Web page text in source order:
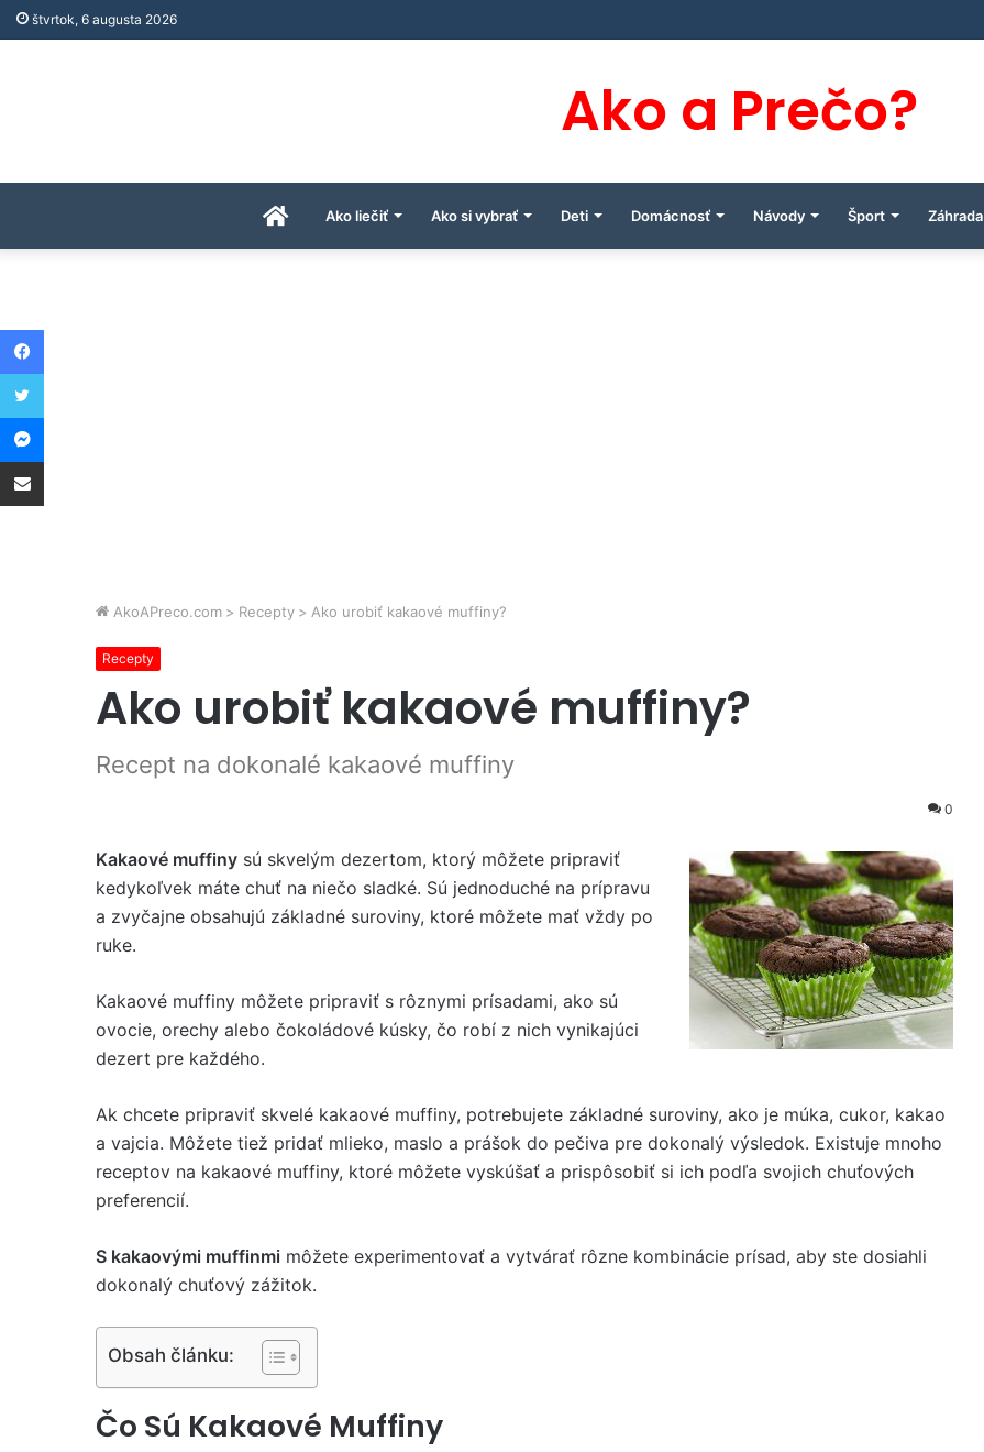
štvrtok, 6 augusta 2026
Ako a Prečo?
ÚvodnáAko liečiť Ako si vybrať Deti Domácnosť Návody Šport Záhrada
AkoAPreco.com > Recepty > Ako urobiť kakaové muffiny?
Recepty
Ako urobiť kakaové muffiny?
Recept na dokonalé kakaové muffiny
0
Kakaové muffiny sú skvelým dezertom, ktorý môžete pripraviť
kedykoľvek máte chuť na niečo sladké. Sú jednoduché na prípravu
a zvyčajne obsahujú základné suroviny, ktoré môžete mať vždy po
ruke.
Kakaové muffiny môžete pripraviť s rôznymi prísadami, ako sú
ovocie, orechy alebo čokoládové kúsky, čo robí z nich vynikajúci
dezert pre každého.
Ak chcete pripraviť skvelé kakaové muffiny, potrebujete základné suroviny, ako je múka, cukor, kakao
a vajcia. Môžete tiež pridať mlieko, maslo a prášok do pečiva pre dokonalý výsledok. Existuje mnoho
receptov na kakaové muffiny, ktoré môžete vyskúšať a prispôsobiť si ich podľa svojich chuťových
preferencií.
S kakaovými muffinmi môžete experimentovať a vytvárať rôzne kombinácie prísad, aby ste dosiahli
dokonalý chuťový zážitok.
Obsah článku:
Čo Sú Kakaové Muffiny
Facebook
Twitter
Messenger
Share via Email